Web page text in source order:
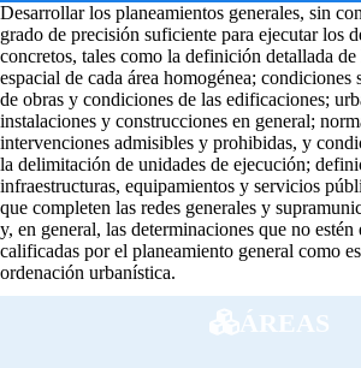
Desarrollar los planeamientos generales, sin
grado de precisión suficiente para ejecutar los
concretos, tales como la definición detallada
espacial de cada área homogénea; condiciones
de obras y condiciones de las edificaciones;
instalaciones y construcciones en general;
intervenciones admisibles y prohibidas, y
la delimitación de unidades de ejecución;
infraestructuras, equipamientos y servicios
que completen las redes generales y
y, en general, las determinaciones que no estén
calificadas por el planeamiento general como
ordenación urbanística.
ÁREAS